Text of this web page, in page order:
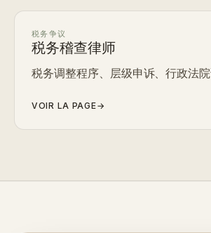
税务争议
税务稽查律师
税务调整程序、层级申诉、行政法院
VOIR LA PAGE→